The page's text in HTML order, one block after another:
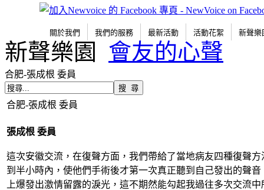
關於我們 我們的服務 最新活動 活動花絮 新聲樂
新聲樂園 會友的心聲
合肥-張成根 委員
合肥-張成根 委員
張成根 委員
這次安徽交流，在復聲方面，我們帶給了當地病友四種復聲
到半小時內，使他們手術後才第一次真正聽到自己發出的聲
上爆發出激情留露的淚光，這不期然能勾起我過往多次交流